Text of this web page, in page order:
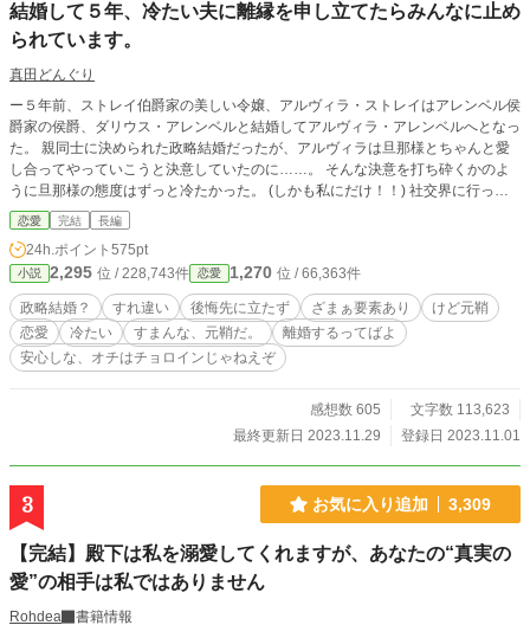
結婚して５年、冷たい夫に離縁を申し立てたらみんなに止め
られています。
真田どんぐり
ー５年前、ストレイ伯爵家の美しい令嬢、アルヴィラ・ストレイはアレンベル侯
爵家の侯爵、ダリウス・アレンベルと結婚してアルヴィラ・アレンベルへとなっ
た。 親同士に決められた政略結婚だったが、アルヴィラは旦那様とちゃんと愛
し合ってやっていこうと決意していたのに……。 そんな決意を打ち砕くかのよ
うに旦那様の態度はずっと冷たかった。 (しかも私にだけ！！) 社交界に行って
も、使用人の前でもどんな時でも冷たい態度を取られた私は周りの噂の恰好の
的。 最初こそ我慢していたが、ある日、偶然旦那様とその幼馴染の不倫疑惑を
耳にする。 (((こんな仕打ち、あんまりよーー！！))) 旦那様の態度にとうとう耐
えられなくなった私は、ついに離縁を決意したーーーー。
恋愛 完結 長編
24h.ポイント 575pt
小説 2,295 位 / 228,743件 恋愛 1,270 位 / 66,363件
政略結婚？ すれ違い 後悔先に立たず ざまぁ要素あり
けど元鞘
恋愛
冷たい すまんな、元鞘だ。
離婚するってばよ
安心しな、オチはチョロインじゃねえぞ
感想数 605
文字数 113,623
最終更新日 2023.11.29
登録日 2023.11.01
3 お気に入り追加 3,309
【完結】殿下は私を溺愛してくれますが、あなたの“真実の
愛”の相手は私ではありません
Rohdea
書籍情報